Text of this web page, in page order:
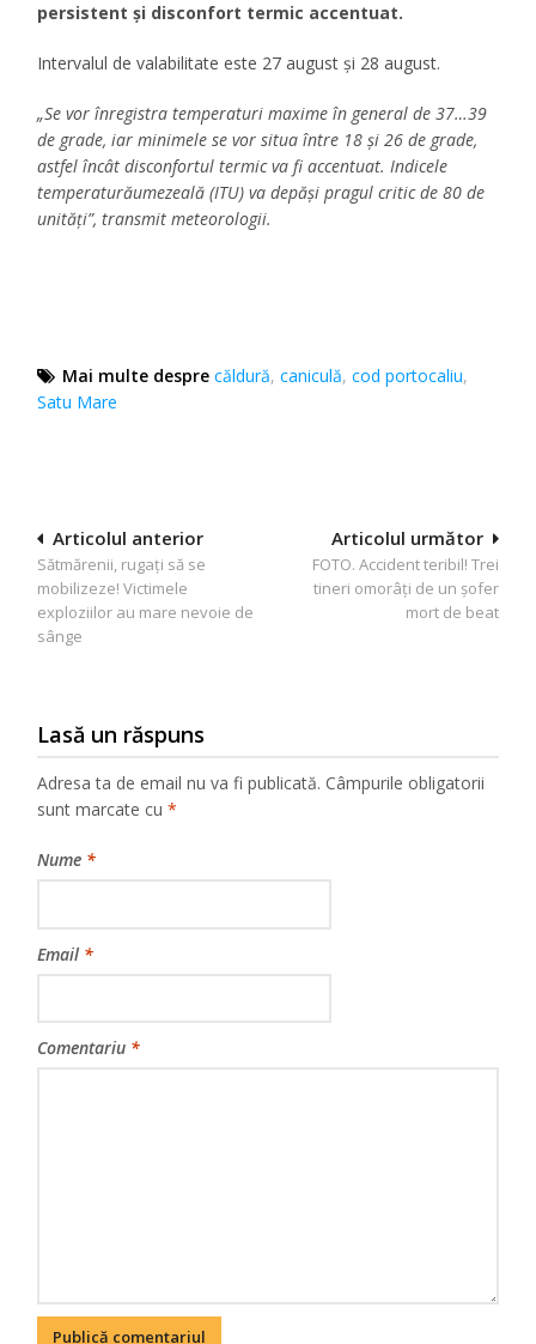
persistent și disconfort termic accentuat.
Intervalul de valabilitate este 27 august și 28 august.
„Se vor înregistra temperaturi maxime în general de 37…39
de grade, iar minimele se vor situa între 18 și 26 de grade,
astfel încât disconfortul termic va fi accentuat. Indicele
temperaturăumezeală (ITU) va depăși pragul critic de 80 de
unități”, transmit meteorologii.
Mai multe despre căldură,caniculă,cod portocaliu,
Satu Mare
Navigare
în
articole
Articolul următor
FOTO. Accident teribil! Trei
tineri omorâți de un șofer
mort de beat
Articolul anterior
Sătmărenii, rugați să se
mobilizeze! Victimele
exploziilor au mare nevoie de
sânge
Lasă un răspuns
Adresa ta de email nu va fi publicată. Câmpurile obligatorii
sunt marcate cu*
Nume *
Email *
Comentariu *